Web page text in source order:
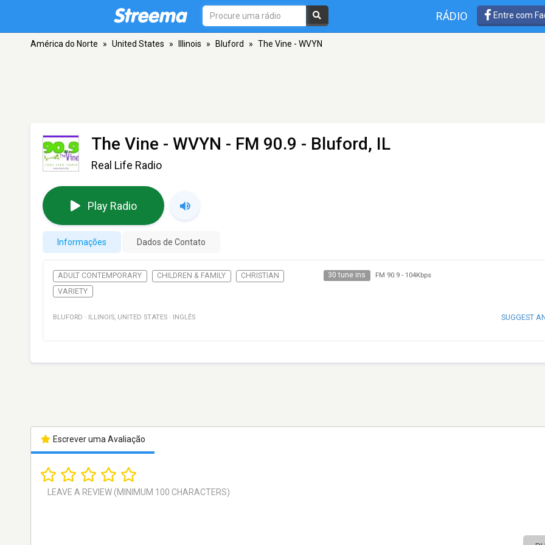
RÁDIO Entre com
América do Norte » United States » Illinois » Bluford » The Vine - WVYN
The Vine - WVYN - FM 90.9 - Bluford, IL
Real Life Radio
Play Radio
Informações Dados de Contato
ADULT CONTEMPORARY CHILDREN & FAMILY
CHRISTIAN
VARIETY
30 tune ins FM 90.9- 104Kbps
BLUFORD · ILLINOIS, UNITED STATES · INGLÊS SUGGEST
Escrever uma Avaliação